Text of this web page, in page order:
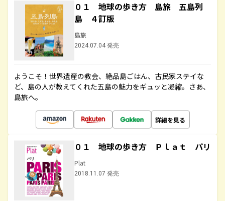
０１ 地球の歩き方 島旅 五島列
島 ４訂版
島旅
2024.07.04 発売
ようこそ！世界遺産の教会、絶品島ごはん、古民家ステイな
ど、島の人が教えてくれた五島の魅力をギュッと凝縮。さあ、
島旅へ。
詳細を見る
０１ 地球の歩き方 Ｐｌａｔ パリ
Plat
2018.11.07 発売